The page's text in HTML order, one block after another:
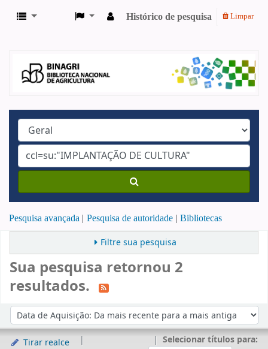
Histórico de pesquisa Limpar
Pesquisa avançada Pesquisa de autoridade Bibliotecas
Filtre sua pesquisa
Sua pesquisa retornou 2
resultados.
Ordenar por:
Tirar realce
Selecionar títulos para: